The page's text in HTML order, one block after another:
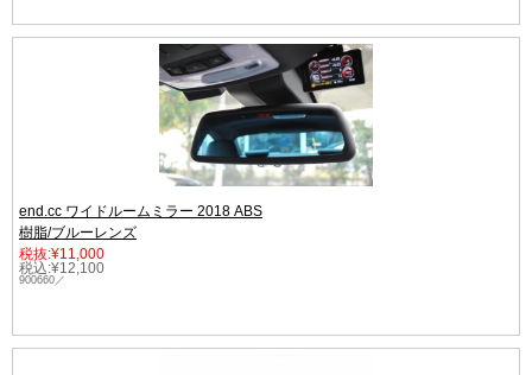
end.cc ワイドルームミラー 2018 ABS
樹脂/ブルーレンズ
税抜:¥11,000
税込:¥12,100
900660／